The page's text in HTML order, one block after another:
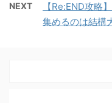
NEXT
【Re:END攻略
集めるのは結構